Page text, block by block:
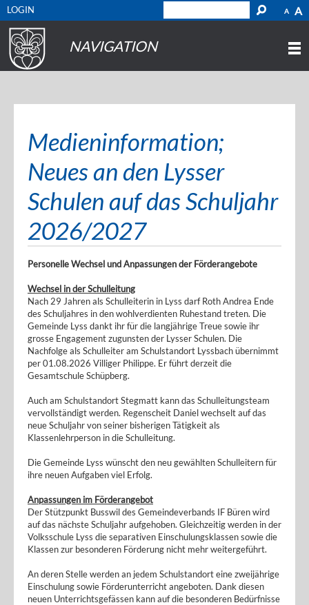
A A
LOGIN
NAVIGATION
Medieninformation;
Neues an den Lysser
Schulen auf das Schuljahr
2026/2027
Personelle Wechsel und Anpassungen der Förderangebote
Wechsel in der Schulleitung
Nach 29 Jahren als Schulleiterin in Lyss darf Roth Andrea Ende
des Schuljahres in den wohlverdienten Ruhestand treten. Die
Gemeinde Lyss dankt ihr für die langjährige Treue sowie ihr
grosse Engagement zugunsten der Lysser Schulen. Die
Nachfolge als Schulleiter am Schulstandort Lyssbach übernimmt
per 01.08.2026 Villiger Philippe. Er führt derzeit die
Gesamtschule Schüpberg.
Auch am Schulstandort Stegmatt kann das Schulleitungsteam
vervollständigt werden. Regenscheit Daniel wechselt auf das
neue Schuljahr von seiner bisherigen Tätigkeit als
Klassenlehrperson in die Schulleitung.
Die Gemeinde Lyss wünscht den neu gewählten Schulleitern für
ihre neuen Aufgaben viel Erfolg.
Anpassungen im Förderangebot
Der Stützpunkt Busswil des Gemeindeverbands IF Büren wird
auf das nächste Schuljahr aufgehoben. Gleichzeitig werden in der
Volksschule Lyss die separativen Einschulungsklassen sowie die
Klassen zur besonderen Förderung nicht mehr weitergeführt.
An deren Stelle werden an jedem Schulstandort eine zweijährige
Einschulung sowie Förderunterricht angeboten. Dank diesen
neuen Unterrichtsgefässen kann auf die besonderen Bedürfnisse